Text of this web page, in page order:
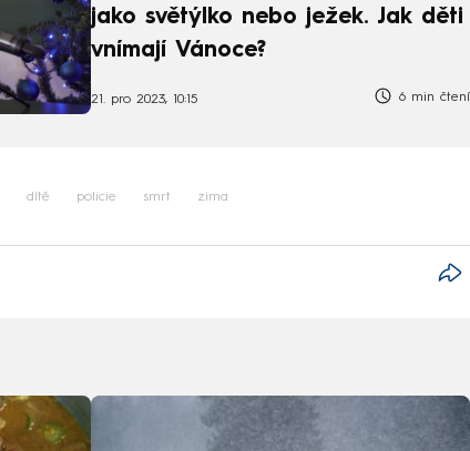
jako světýlko nebo ježek. Jak děti
vnímají Vánoce?
21. pro 2023, 10:15 6 min čtení
dítě policie smrt zima